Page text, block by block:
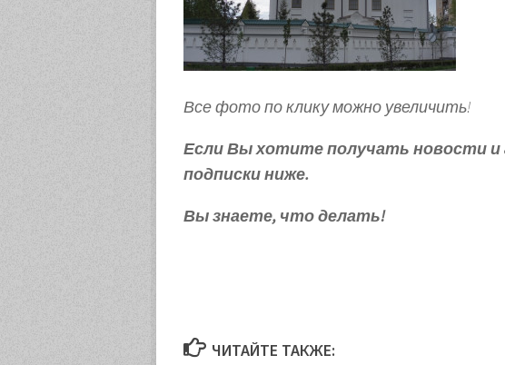
Все фото по клику можно увеличить!
Если Вы хотите получать новости
подписки ниже.
Вы знаете, что делать!
ЧИТАЙТЕ ТАКЖЕ: